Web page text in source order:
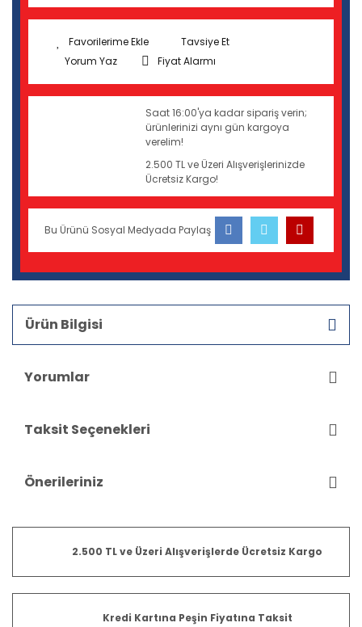
Tavsiye Et
Yorum Yaz
Fiyat Alarmı
Saat 16:00'ya kadar sipariş verin;
ürünlerinizi aynı gün kargoya
verelim!
2.500 TL ve Üzeri Alışverişlerinizde
Ücretsiz Kargo!
Bu Ürünü Sosyal Medyada Paylaş
Ürün Bilgisi
Yorumlar
Taksit Seçenekleri
Önerileriniz
2.500 TL ve Üzeri Alışverişlerde Ücretsiz Kargo
Kredi Kartına Peşin Fiyatına Taksit